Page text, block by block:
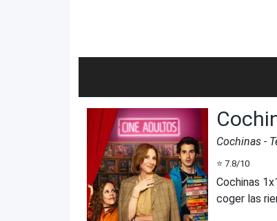
Cochinas -
⭐ 7.8/10
Cochinas
coger las